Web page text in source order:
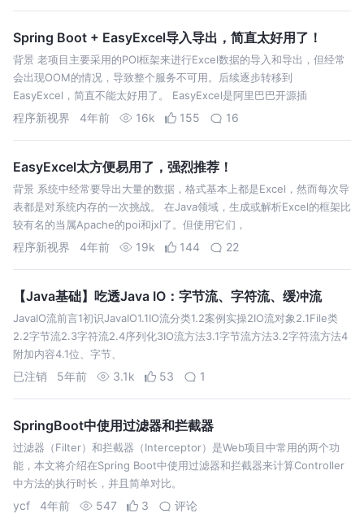
Spring Boot + EasyExcel导入导出，简直太好用了！
背景 老项目主要采用的POI框架来进行Excel数据的导入和导出，但经常
会出现OOM的情况，导致整个服务不可用。后续逐步转移到
EasyExcel，简直不能太好用了。 EasyExcel是阿里巴巴开源插
程序新视界 4年前 16k 155 16
EasyExcel太方便易用了，强烈推荐！
背景 系统中经常要导出大量的数据，格式基本上都是Excel，然而每次导
表都是对系统内存的一次挑战。 在Java领域，生成或解析Excel的框架比
较有名的当属Apache的poi和jxl了。但使用它们，
程序新视界 4年前 19k 144 22
【Java基础】吃透Java IO：字节流、字符流、缓冲流
JavaIO流前言1初识JavaIO1.1IO流分类1.2案例实操2IO流对象2.1File类
2.2字节流2.3字符流2.4序列化3IO流方法3.1字节流方法3.2字符流方法4
附加内容4.1位、字节、
已注销 5年前 3.1k 53 1
SpringBoot中使用过滤器和拦截器
过滤器（Filter）和拦截器（Interceptor）是Web项目中常用的两个功
能，本文将介绍在Spring Boot中使用过滤器和拦截器来计算Controller
中方法的执行时长，并且简单对比。
ycf 4年前 547 3 评论